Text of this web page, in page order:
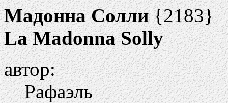
Мадонна Солли{2183}
La Madonna Solly
автор:
Рафаэль